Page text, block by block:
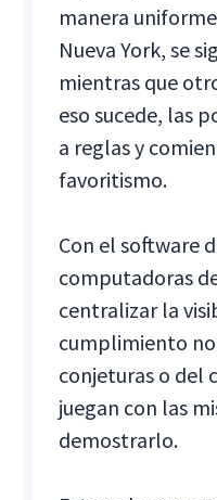
manera
Nueva York, se
mientras que
eso sucede, las
a reglas y
favoritismo.
Con el software
computadoras
centralizar la
cumplimiento
conjeturas o del
juegan con las
demostrarlo.